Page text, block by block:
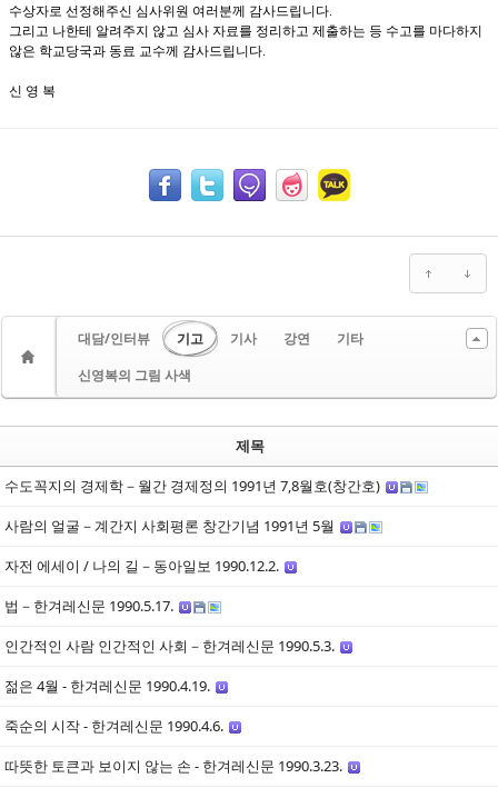
수상자로 선정해주신 심사위원 여러분께 감사드립니다.
그리고 나한테 알려주지 않고 심사 자료를 정리하고 제출하는 등 수고를 마다하지
않은 학교당국과 동료 교수께 감사드립니다.
신 영 복
대담/인터뷰 기고 기사 강연
기타
신영복의 그림 사색
제목
수도꼭지의 경제학－월간 경제정의 1991년 7,8월호(창간호)
사람의 얼굴－계간지 사회평론 창간기념 1991년 5월
자전 에세이 / 나의 길－동아일보 1990.12.2.
법－한겨레신문 1990.5.17.
인간적인 사람 인간적인 사회－한겨레신문 1990.5.3.
젊은 4월 - 한겨레신문 1990.4.19.
죽순의 시작 - 한겨레신문 1990.4.6.
따뜻한 토큰과 보이지 않는 손 - 한겨레신문 1990.3.23.